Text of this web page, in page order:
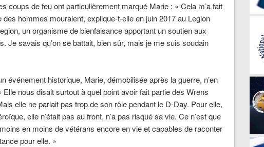
coups de feu ont particulièrement marqué Marie : « Cela m’a fait
des hommes mouraient, explique-t-elle en juin 2017 au Legion
un organisme de bienfaisance apportant un soutien aux
Je savais qu’on se battait, bien sûr, mais je me suis soudain
événement historique, Marie, démobilisée après la guerre, n’en
Elle nous disait surtout à quel point avoir fait partie des Wrens
elle ne parlait pas trop de son rôle pendant le D-Day. Pour elle,
elle n’était pas au front, n’a pas risqué sa vie. Ce n’est que
en moins de vétérans encore en vie et capables de raconter
pour elle. »